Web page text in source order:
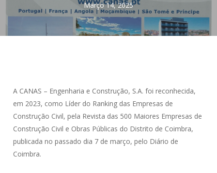
Março 14, 2025
A CANAS – Engenharia e Construção, S.A. foi reconhecida,
em 2023, como Líder do Ranking das Empresas de
Construção Civil, pela Revista das 500 Maiores Empresas de
Construção Civil e Obras Públicas do Distrito de Coimbra,
publicada no passado dia 7 de março, pelo Diário de
Coimbra.